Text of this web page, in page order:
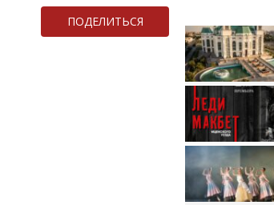
ПОДЕЛИТЬСЯ